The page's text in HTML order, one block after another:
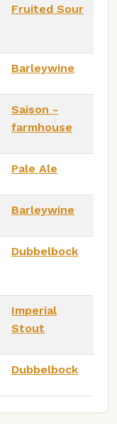
Fruited Sour
Barleywine
Saison -
farmhouse
Pale Ale
Barleywine
Dubbelbock
Imperial
Stout
Dubbelbock